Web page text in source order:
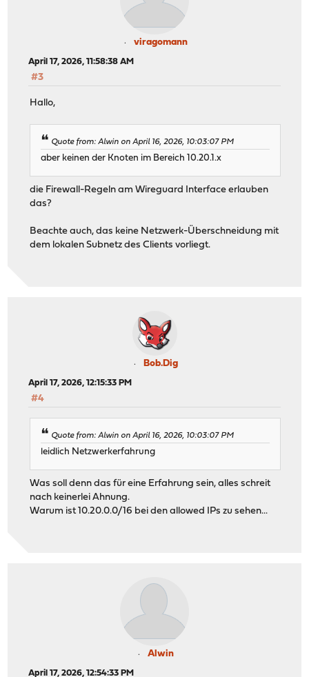
viragomann
April 17, 2026, 11:58:38 AM
#3
Hallo,
Quote from: Alwin on April 16, 2026, 10:03:07 PM
aber keinen der Knoten im Bereich 10.20.1.x
die Firewall-Regeln am Wireguard Interface erlauben
das?
Beachte auch, das keine Netzwerk-Überschneidung mit
dem lokalen Subnetz des Clients vorliegt.
Bob.Dig
April 17, 2026, 12:15:33 PM
#4
Quote from: Alwin on April 16, 2026, 10:03:07 PM
leidlich Netzwerkerfahrung
Was soll denn das für eine Erfahrung sein, alles schreit
nach keinerlei Ahnung.
Warum ist 10.20.0.0/16 bei den allowed IPs zu sehen...
Alwin
April 17, 2026, 12:54:33 PM